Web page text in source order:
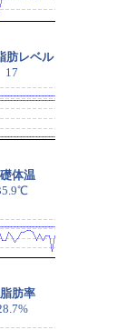
肪レベル
17
体温
肪率